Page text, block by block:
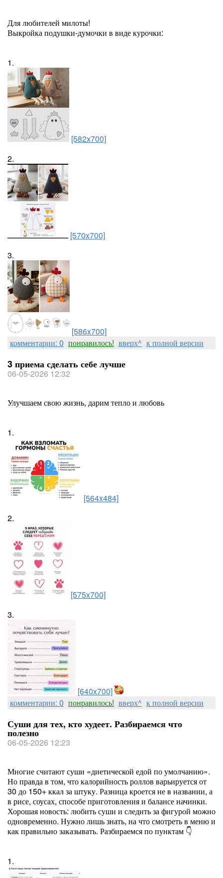
Для любителей милоты!
Выкройка подушки-думочки в виде курочки:
1.
[582x700]
2.
[570x700]
3.
[586x700]
комментарии: 0 понравилось! вверх^ к полной версии
3 приема сделать себе лучше
06-05-2026 12:32
Улучшаем свою жизнь, дарим тепло и любовь
1.
[564x484]
2.
[575x700]
3.
[640x700]
комментарии: 0 понравилось! вверх^ к полной версии
Суши для тех, кто худеет. Разбираемся что
полезно
06-05-2026 12:23
Многие считают суши «диетической едой по умолчанию».
Но правда в том, что калорийность роллов варьируется от
30 до 150+ ккал за штуку. Разница кроется не в названии, а
в рисе, соусах, способе приготовления и балансе начинки.
Хорошая новость: любить суши и следить за фигурой можно
одновременно. Нужно лишь знать, на что смотреть в меню и
как правильно заказывать. Разбираемся по пунктам 👇
1.